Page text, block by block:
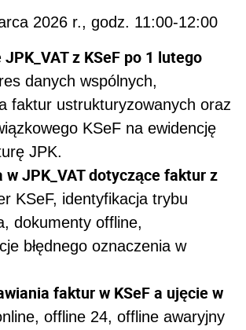
2026 r., godz. 11:00-12:00
z KSeF po 1 lutego
danych wspólnych,
faktur ustrukturyzowanych oraz
KSeF na ewidencję
JPK.
w JPK_VAT dotyczące faktur z
KSeF, identyfikacja trybu
dokumenty offline,
błędnego oznaczenia w
faktur w KSeF a ujęcie w
offline 24, offline awaryjny